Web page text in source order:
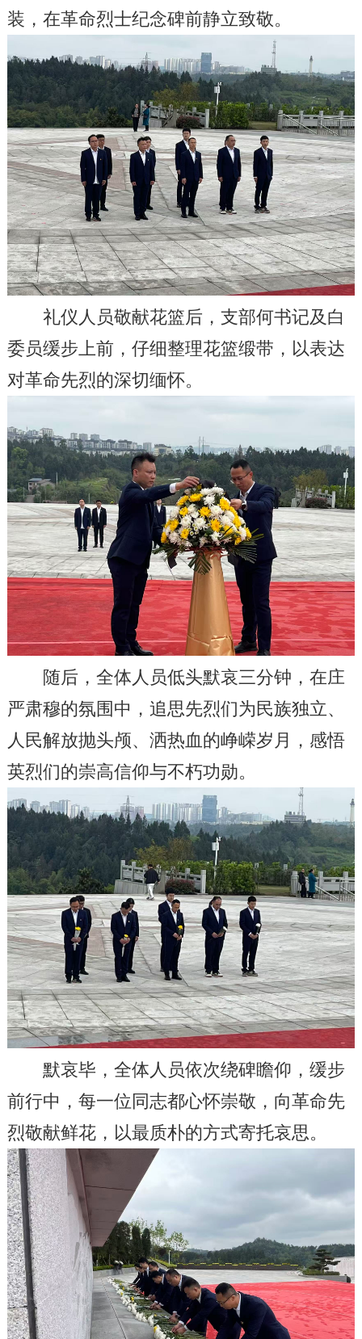
装，在革命烈士纪念碑前静立致敬。
礼仪人员敬献花篮后，支部何书记及白
委员缓步上前，仔细整理花篮缎带，以表达
对革命先烈的深切缅怀。
随后，全体人员低头默哀三分钟，在庄
严肃穆的氛围中，追思先烈们为民族独立、
人民解放抛头颅、洒热血的峥嵘岁月，感悟
英烈们的崇高信仰与不朽功勋。
默哀毕，全体人员依次绕碑瞻仰，缓步
前行中，每一位同志都心怀崇敬，向革命先
烈敬献鲜花，以最质朴的方式寄托哀思。